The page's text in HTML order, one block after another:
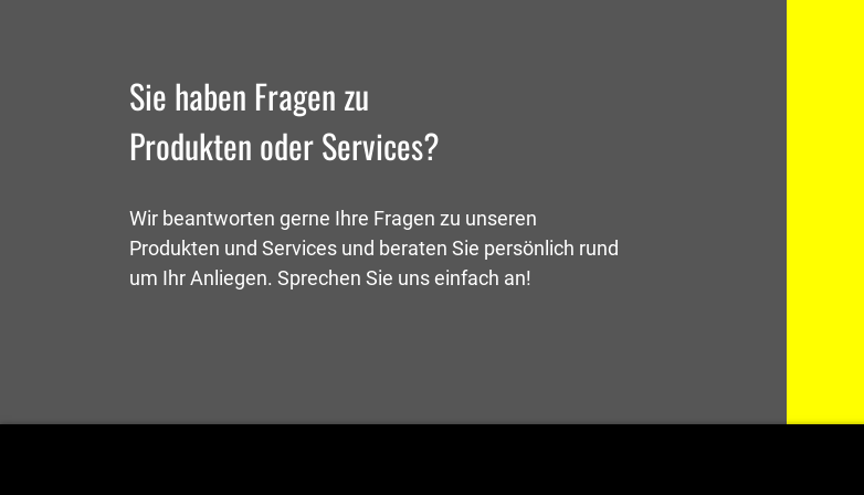
Sie haben Fragen zu
Produkten oder Services?
Wir beantworten gerne Ihre Fragen zu unseren
Produkten und Services und beraten Sie persönlich rund
um Ihr Anliegen. Sprechen Sie uns einfach an!